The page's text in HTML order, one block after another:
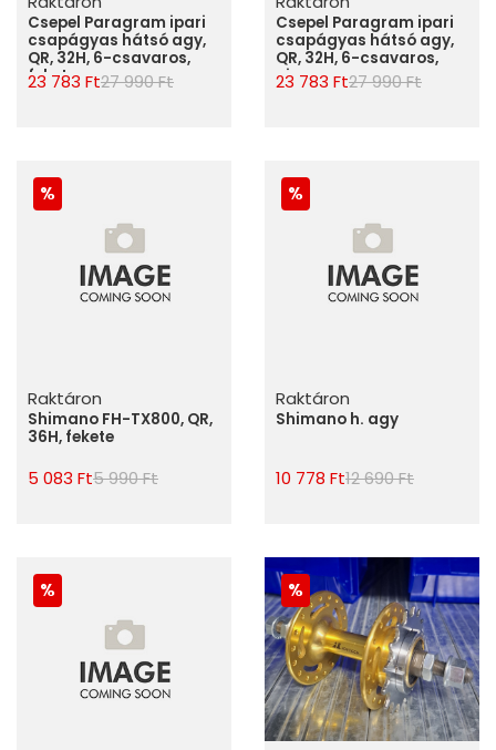
Csepel Paragram ipari
csapágyas hátsó agy,
QR, 32H, 6-csavaros,
fekete
23 783 Ft27 990 Ft
Csepel Paragram ipari
csapágyas hátsó agy,
QR, 32H, 6-csavaros,
piros
23 783 Ft27 990 Ft
Raktáron
Shimano FH-TX800, QR,
36H, fekete
5 083 Ft5 990 Ft
Raktáron
Shimano h. agy
10 778 Ft12 690 Ft